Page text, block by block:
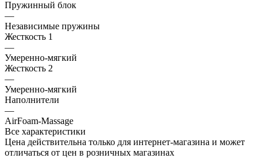
Пружинный блок
—
Независимые пружины
Жесткость 1
—
Умеренно-мягкий
Жесткость 2
—
Умеренно-мягкий
Наполнители
—
AirFoam-Massage
Все характеристики
Цена действительна только для интернет-магазина и может
отличаться от цен в розничных магазинах